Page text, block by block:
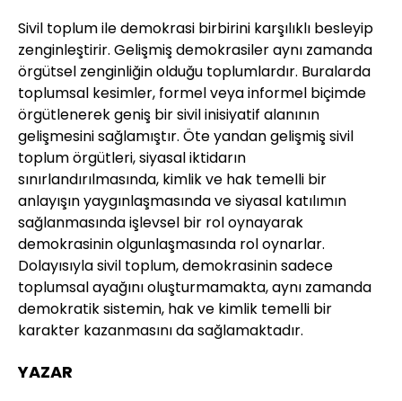
Sivil toplum ile demokrasi birbirini karşılıklı besleyip
zenginleştirir. Gelişmiş demokrasiler aynı zamanda
örgütsel zenginliğin olduğu toplumlardır. Buralarda
toplumsal kesimler, formel veya informel biçimde
örgütlenerek geniş bir sivil inisiyatif alanının
gelişmesini sağlamıştır. Öte yandan gelişmiş sivil
toplum örgütleri, siyasal iktidarın
sınırlandırılmasında, kimlik ve hak temelli bir
anlayışın yaygınlaşmasında ve siyasal katılımın
sağlanmasında işlevsel bir rol oynayarak
demokrasinin olgunlaşmasında rol oynarlar.
Dolayısıyla sivil toplum, demokrasinin sadece
toplumsal ayağını oluşturmamakta, aynı zamanda
demokratik sistemin, hak ve kimlik temelli bir
karakter kazanmasını da sağlamaktadır.
YAZAR